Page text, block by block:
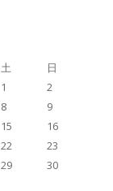
土
日
1
2
8
9
15
16
22
23
29
30